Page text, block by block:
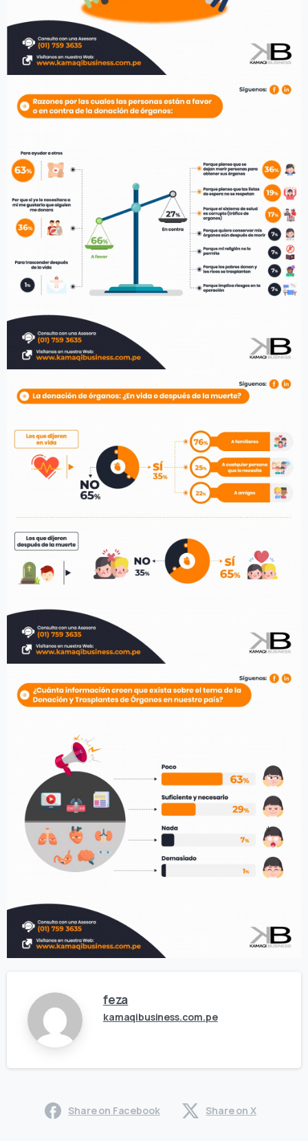
feza
kamaqibusiness.com.pe
Share on Facebook Share on X